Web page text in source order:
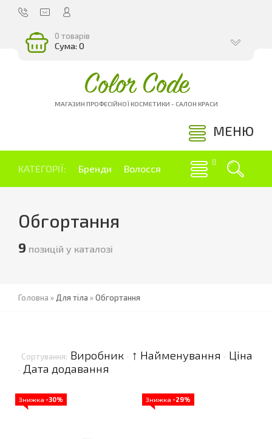
0 товарів
Сума: 0
Color Code
МАГАЗИН ПРОФЕСІЙНОЇ КОСМЕТИКИ - САЛОН КРАСИ
МЕНЮ
КАТЕГОРІЇ: Бренди Волосся
Обгортання
9 позицій у каталозі
Головна » Для тіла »Обгортання
Сортування: Виробник · ↑ Найменування · Ціна
· Дата додавання
Знижка -30% Знижка -29%